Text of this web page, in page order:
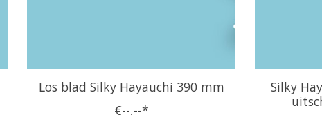
Los blad Silky Hayauchi 390 mm
€--,--*
Silky